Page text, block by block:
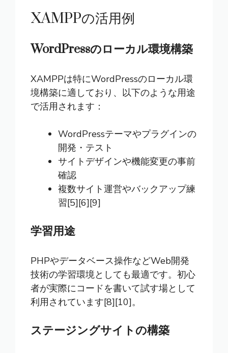
XAMPPの活用例
WordPressのローカル環境構築
XAMPPは特にWordPressのローカル環
境構築に適しており、以下のような用途
で活用されます：
WordPressテーマやプラグインの
開発・テスト
サイトデザインや機能変更の事前
確認
複数サイト運営やバックアップ練
習[5][6][9]
学習用途
PHPやデータベース操作などWeb開発
技術の学習環境としても最適です。初心
者が実際にコードを書いて試す場として
利用されています[8][10]。
ステージングサイトの構築